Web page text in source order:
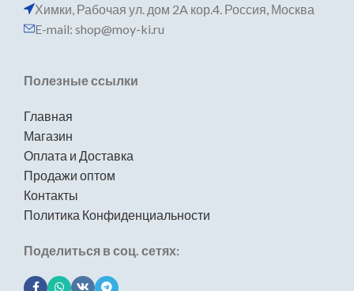
Химки, Рабочая ул. дом 2A кор.4. Россия, Москва
E-mail: shop@moy-ki.ru
Полезные ссылки
Главная
Магазин
Оплата и Доставка
Продажи оптом
Контакты
Политика Конфиденциальности
Поделиться в соц. сетях: